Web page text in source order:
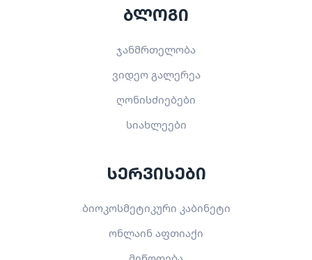
ბლოგი
ჯანმრთელობა
ვიდეო გალერეა
ღონისძიებები
სიახლეები
სერვისები
ბიოკოსმეტიკური კაბინეტი
ონლაინ აფთიაქი